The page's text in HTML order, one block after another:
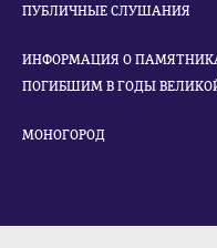
ПУБЛИЧНЫЕ СЛУШАНИЯ
ИНФОРМАЦИЯ О
ПОГИБШИМ В ГОДЫ ВЕЛИКОЙ
МОНОГОРОД